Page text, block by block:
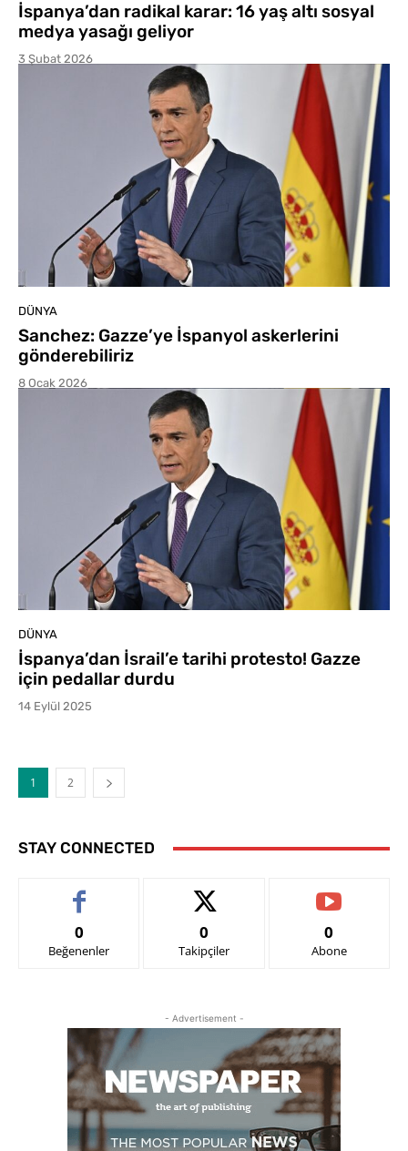
İspanya’dan radikal karar: 16 yaş altı sosyal
medya yasağı geliyor
3 Şubat 2026
DÜNYA
Sanchez: Gazze’ye İspanyol askerlerini
gönderebiliriz
8 Ocak 2026
DÜNYA
İspanya’dan İsrail’e tarihi protesto! Gazze
için pedallar durdu
14 Eylül 2025
1 2
STAY CONNECTED
0
Beğenenler
0
Takipçiler
0
Abone
- Advertisement -